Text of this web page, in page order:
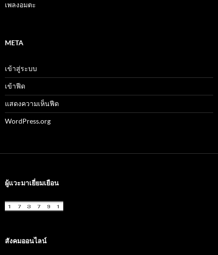
เพลงอมตะ
META
เข้าสู่ระบบ
เข้าฟีด
แสดงความเห็นฟีด
WordPress.org
ผู้แวะมาเยี่ยมเยือน
สังคมออนไลน์